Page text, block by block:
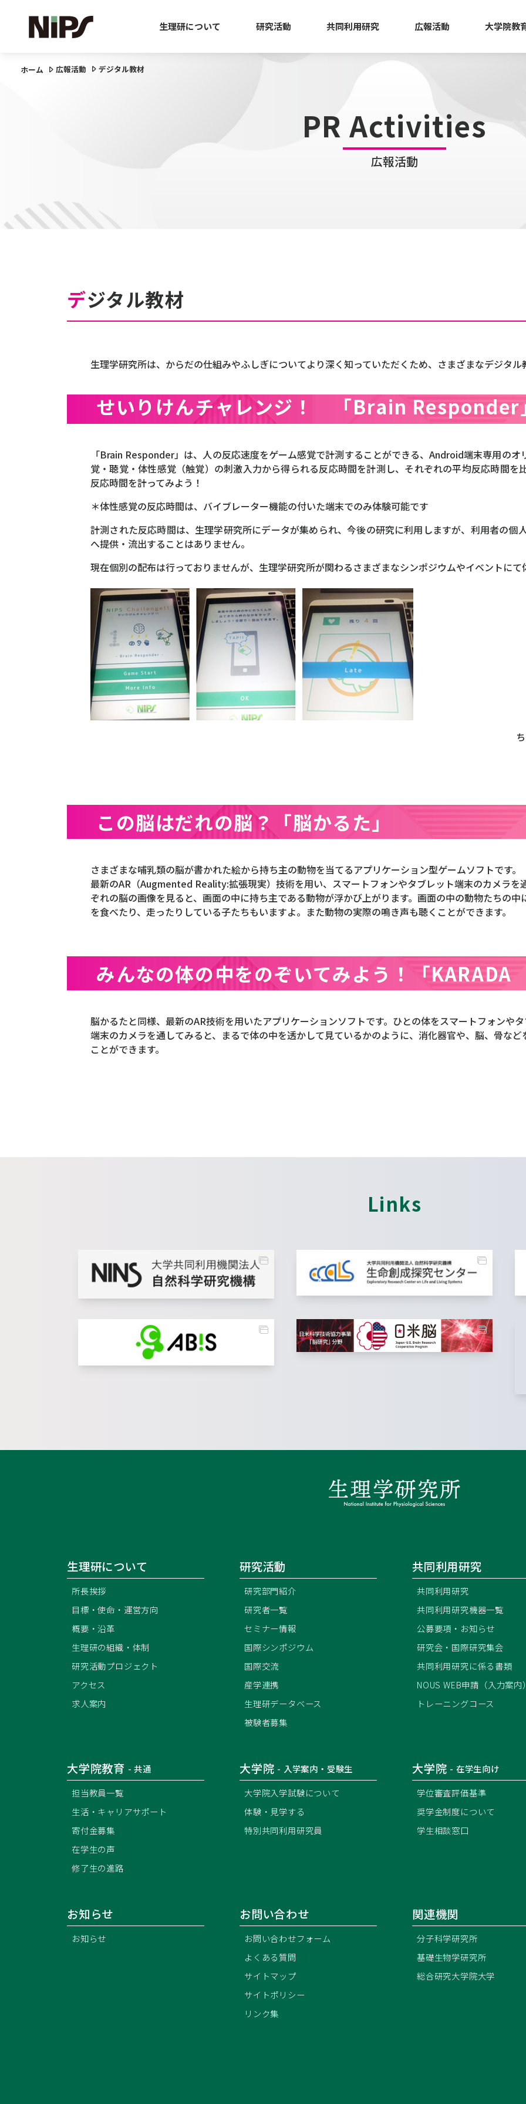
生理研について 研究活動 共同利用研究 広報活動 大学院教
ホーム 広報活動 デジタル教材
PR Activities
広報活動
デジタル教材
生理学研究所は、からだの仕組みやふしぎについてより深く知っていただくため、さまざまなデジタ
せいりけんチャレンジ！ 「Brain Responder
「Brain Responder」は、人の反応速度をゲーム感覚で計測することができる、Android端末専用の
覚・聴覚・体性感覚（触覚）の刺激入力から得られる反応時間を計測し、それぞれの平均反応時間を
反応時間を計ってみよう！
＊体性感覚の反応時間は、バイブレーター機能の付いた端末でのみ体験可能です
計測された反応時間は、生理学研究所にデータが集められ、今後の研究に利用しますが、利用者の個
へ提供・流出することはありません。
現在個別の配布は行っておりませんが、生理学研究所が関わるさまざまなシンポジウムやイベントに
この脳はだれの脳？「脳かるた」
さまざまな哺乳類の脳が書かれた絵から持ち主の動物を当てるアプリケーション型ゲームソフトです。
最新のAR（Augmented Reality:拡張現実）技術を用い、スマートフォンやタブレット端末のカメラを
ぞれの脳の画像を見ると、画面の中に持ち主である動物が浮かび上がります。画面の中の動物たちの中
を食べたり、走ったりしている子たちもいますよ。また動物の実際の鳴き声も聴くことができます。
みんなの体の中をのぞいてみよう！「
脳かるたと同様、最新のAR技術を用いたアプリケーションソフトです。ひとの体をスマートフォンや
端末のカメラを通してみると、まるで体の中を透かして見ているかのように、消化器官や、脳、骨など
ことができます。
Links
生理研について
所長挨拶
目標・使命・運営方向
概要・沿革
生理研の組織・体制
研究活動プロジェクト
アクセス
求人案内
研究活動
研究部門紹介
研究者一覧
セミナー情報
国際シンポジウム
国際交流
産学連携
生理研データベース
被験者募集
共同利用研究
共同利用研究
共同利用研究機器一覧
公募要項・お知らせ
研究会・国際研究集会
共同利用研究に係る書類
NOUS WEB申請（入力案内
トレーニングコース
大学院教育 - 共通
担当教員一覧
生活・キャリアサポート
寄付金募集
在学生の声
修了生の進路
大学院 - 入学案内・受験生
大学院入学試験について
体験・見学する
特別共同利用研究員
大学院 - 在学生向け
学位審査評価基準
奨学金制度について
学生相談窓口
お知らせ
お知らせ
お問い合わせ
お問い合わせフォーム
よくある質問
サイトマップ
サイトポリシー
リンク集
関連機関
分子科学研究所
基礎生物学研究所
総合研究大学院大学